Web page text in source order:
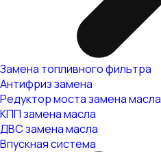
Замена топливного фильтра
Антифриз замена
Редуктор моста замена масла
КПП замена масла
ДВС замена масла
Впускная система